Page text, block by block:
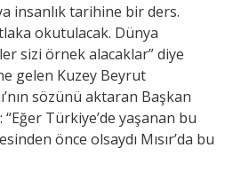
insanlık tarihine bir ders.
okutulacak. Dünya
sizi örnek alacaklar” diye
gelen Kuzey Beyrut
sözünü aktaran Başkan
Türkiye’de yaşanan bu
önce olsaydı Mısır’da bu